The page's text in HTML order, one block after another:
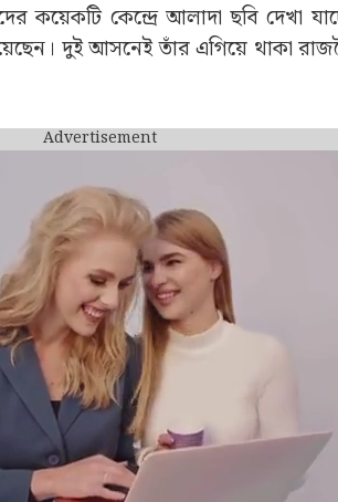
কয়েকটি কেন্দ্রে আলাদা ছবি দেখা
দুই আসনেই তাঁর এগিয়ে থাকা
Advertisement